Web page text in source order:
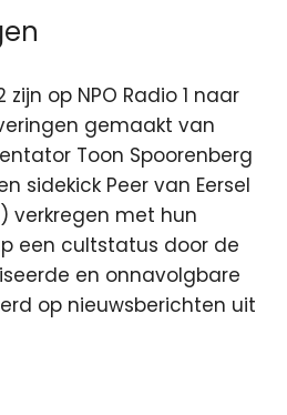
zijn op NPO Radio 1 naar
gemaakt van
Toon Spoorenberg
sidekick Peer van Eersel
verkregen met hun
een cultstatus door de
en onnavolgbare
op nieuwsberichten uit